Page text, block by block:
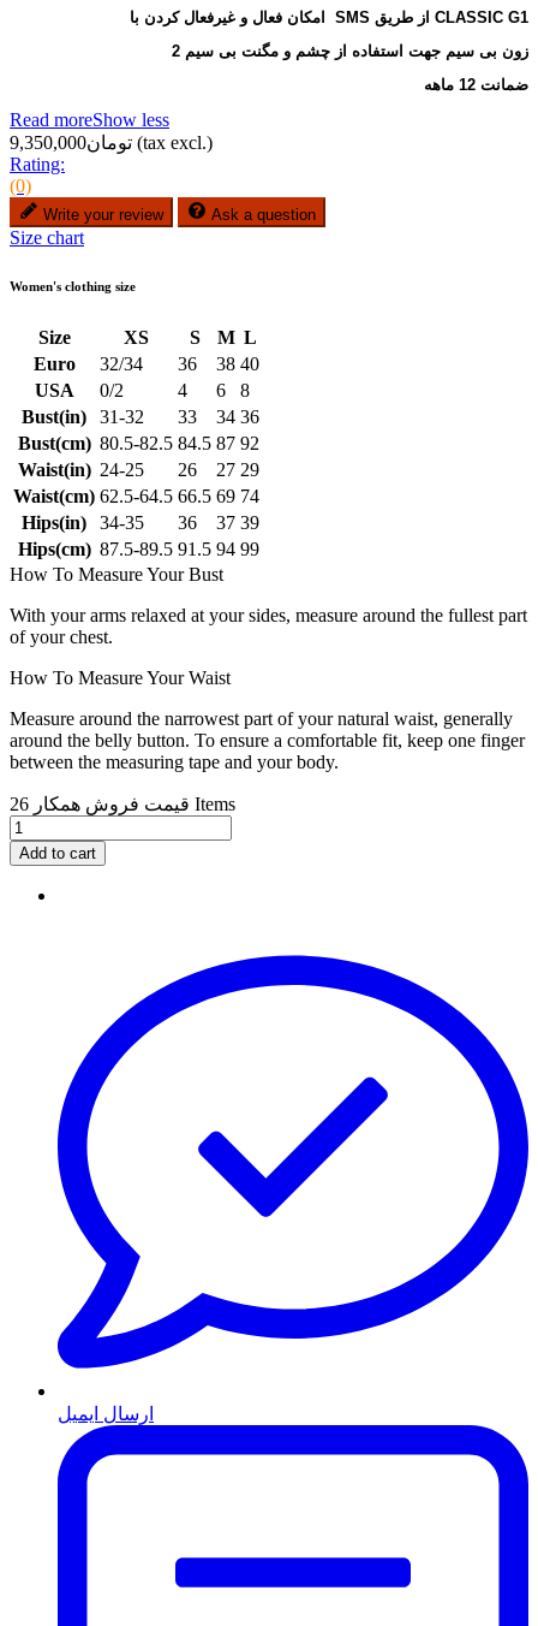
امکان فعال و غیرفعال کردن با  SMS از طریق CLASSIC G1
2 زون بی سیم جهت استفاده از چشم و مگنت بی سیم
ضمانت 12 ماهه
Read moreShow less
تومان9,350,000 (tax excl.)
Rating:
(0)
Write your review Ask a question
Size chart
Women's clothing size
Size XS S M L
Euro
32/34 36 38 40
USA
0/2 4 6
8
Bust(in)
31-32 33 34 36
Bust(cm) 80.5-82.5 84.5 87 92
Waist(in) 24-25 26 27 29
Waist(cm) 62.5-64.5 66.5 69 74
Hips(in)
34-35 36 37 39
Hips(cm) 87.5-89.5 91.5 94 99
How To Measure Your Bust
With your arms relaxed at your sides, measure around the fullest part
of your chest.
How To Measure Your Waist
Measure around the narrowest part of your natural waist, generally
around the belly button. To ensure a comfortable fit, keep one finger
between the measuring tape and your body.
قیمت فروش همکار 26 Items
Add to cart
ارسال ایمیل